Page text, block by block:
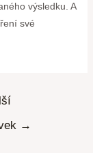
výsledku. A
své
→